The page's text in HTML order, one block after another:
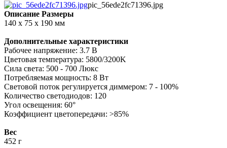
pic_56ede2fc71396.jpg
Описание Размеры
140 x 75 x 190 мм
Дополнительные характеристики
Рабочее напряжение: 3.7 В
Цветовая температура: 5800/3200K
Сила света: 500 - 700 Люкс
Потребляемая мощность: 8 Вт
Световой поток регулируется диммером: 7 - 100%
Количество светодиодов: 120
Угол освещения: 60°
Коэффициент цветопередачи: >85%
Вес
452 г